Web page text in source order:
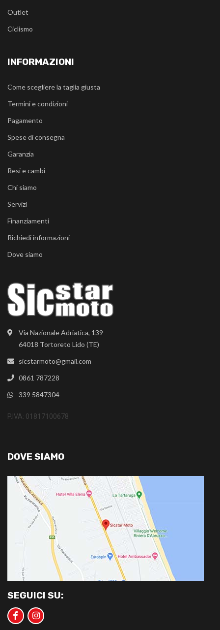
Via Nazionale Adriatica, 139
64018 Tortoreto Lido (TE)
sicstarmoto@gmail.com
0861 787228
339 5847304
P.IVA: 01817100678
Outlet
Ciclismo
INFORMAZIONI
Come scegliere la taglia giusta
Termini e condizioni
Pagamento
Spese di consegna
Garanzia
Resi e cambi
Chi siamo
Servizi
Finanziamenti
Richiedi informazioni
Dove siamo
DOVE SIAMO
SEGUICI SU: